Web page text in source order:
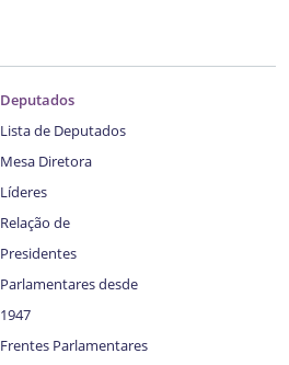
Deputados
Lista de Deputados
Mesa Diretora
Líderes
Relação de
Presidentes
Parlamentares desde
1947
Frentes Parlamentares